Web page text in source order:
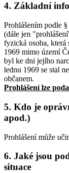
4. Základní
Prohlášením podle
(dále jen
fyzická osoba, která
1969 mimo území
byl ke dni jejího
lednu 1969 se stal
občanem.
Prohlášení lze
5. Kdo je
apod.)
Prohlášení může
6. Jaké jsou
situace